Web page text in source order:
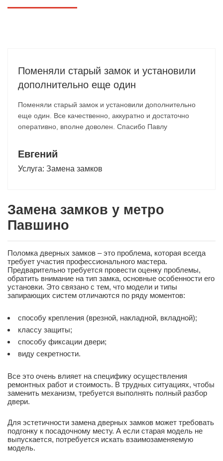
Замена замков у метро
Павшино
Поломка дверных замков – это проблема, которая всегда
требует участия профессионального мастера.
Предварительно требуется провести оценку проблемы,
обратить внимание на тип замка, основные особенности его
установки. Это связано с тем, что модели и типы
запирающих систем отличаются по ряду моментов:
способу крепления (врезной, накладной, вкладной);
классу защиты;
способу фиксации двери;
виду секретности.
Все это очень влияет на специфику осуществления
ремонтных работ и стоимость. В трудных ситуациях, чтобы
заменить механизм, требуется выполнять полный разбор
двери.
Для эстетичности замена дверных замков может требовать
подгонку к посадочному месту. А если старая модель не
выпускается, потребуется искать взаимозаменяемую
модель.
Поменяли старый замок и установили
дополнительно еще один
Поменяли старый замок и установили дополнительно
еще один. Все качественно, аккуратно и достаточно
оперативно, вполне доволен. Спасибо Павлу
Евгений
Услуга: Замена замков